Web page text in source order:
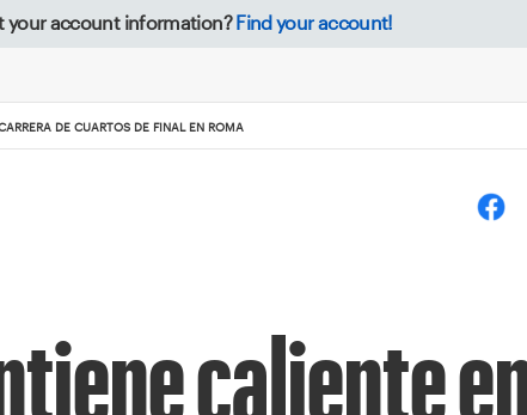
your account information? Find your account!
DE CUARTOS DE FINAL EN ROMA
caliente